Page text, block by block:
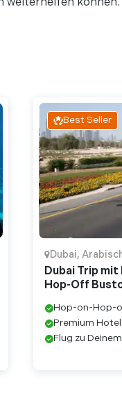
Best Seller
Dubai,
Dubai Trip mit
Hop-Off
Hop-on-Hop-
Premium
Flug zu